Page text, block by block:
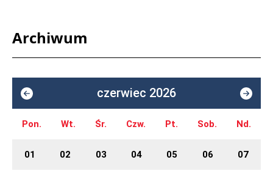
Archiwum
czerwiec 2026
Pon. Wt. Śr. Czw. Pt. Sob. Nd.
01 02 03 04 05 06 07